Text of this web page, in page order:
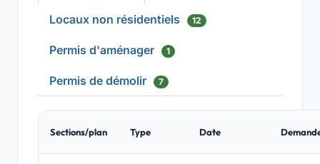
Locaux non résidentiels 12
Permis d'aménager 1
Permis de démolir 7
Sections/plan Type Date